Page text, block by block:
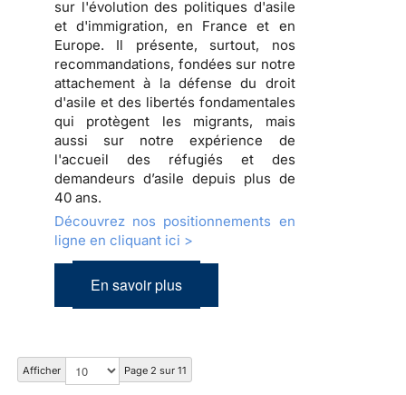
sur l'évolution des politiques d'asile
et d'immigration, en France et en
Europe. Il présente, surtout, nos
recommandations, fondées sur notre
attachement à la défense du droit
d'asile et des libertés fondamentales
qui protègent les migrants, mais
aussi sur notre expérience de
l'accueil des réfugiés et des
demandeurs d’asile depuis plus de
40 ans.
Découvrez nos positionnements en
ligne en cliquant ici >
En savoir plus
Afficher Page 2 sur 11